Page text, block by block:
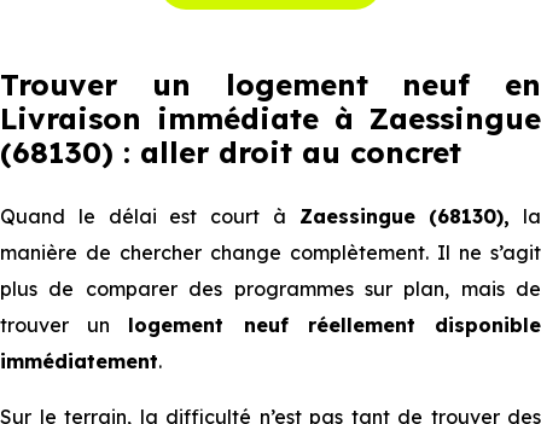
Trouver un logement neuf en
Livraison immédiate à Zaessingue
(68130) : aller droit au concret
Quand le délai est court à Zaessingue (68130), la
manière de chercher change complètement. Il ne s’agit
plus de comparer des programmes sur plan, mais de
trouver un logement neuf réellement disponible
immédiatement.
Sur le terrain, la difficulté n’est pas tant de trouver des